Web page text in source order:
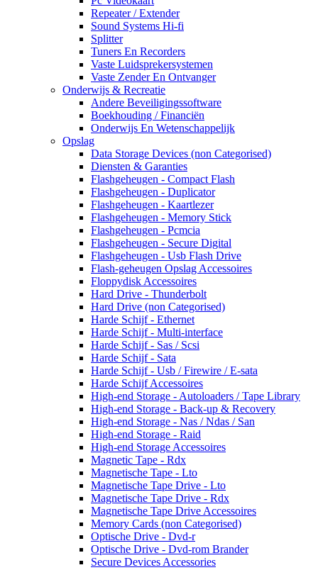
Repeater / Extender
Sound Systems Hi-fi
Splitter
Tuners En Recorders
Vaste Luidsprekersystemen
Vaste Zender En Ontvanger
Onderwijs & Recreatie
Andere Beveiligingssoftware
Boekhouding / Financiën
Onderwijs En Wetenschappelijk
Opslag
Data Storage Devices (non Categorised)
Diensten & Garanties
Flashgeheugen - Compact Flash
Flashgeheugen - Duplicator
Flashgeheugen - Kaartlezer
Flashgeheugen - Memory Stick
Flashgeheugen - Pcmcia
Flashgeheugen - Secure Digital
Flashgeheugen - Usb Flash Drive
Flash-geheugen Opslag Accessoires
Floppydisk Accessoires
Hard Drive - Thunderbolt
Hard Drive (non Categorised)
Harde Schijf - Ethernet
Harde Schijf - Multi-interface
Harde Schijf - Sas / Scsi
Harde Schijf - Sata
Harde Schijf - Usb / Firewire / E-sata
Harde Schijf Accessoires
High-end Storage - Autoloaders / Tape Library
High-end Storage - Back-up & Recovery
High-end Storage - Nas / Ndas / San
High-end Storage - Raid
High-end Storage Accessoires
Magnetic Tape - Rdx
Magnetische Tape - Lto
Magnetische Tape Drive - Lto
Magnetische Tape Drive - Rdx
Magnetische Tape Drive Accessoires
Memory Cards (non Categorised)
Optische Drive - Dvd-r
Optische Drive - Dvd-rom Brander
Secure Devices Accessories